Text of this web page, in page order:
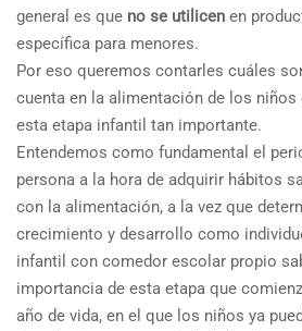
general es que no se utilicen en
específica para menores.
Por eso queremos contarles cuáles
cuenta en la alimentación de los niños
esta etapa infantil tan importante.
Entendemos como fundamental el
persona a la hora de adquirir hábitos
con la alimentación, a la vez que
crecimiento y desarrollo como
infantil con comedor escolar propio
importancia de esta etapa que
año de vida, en el que los niños ya